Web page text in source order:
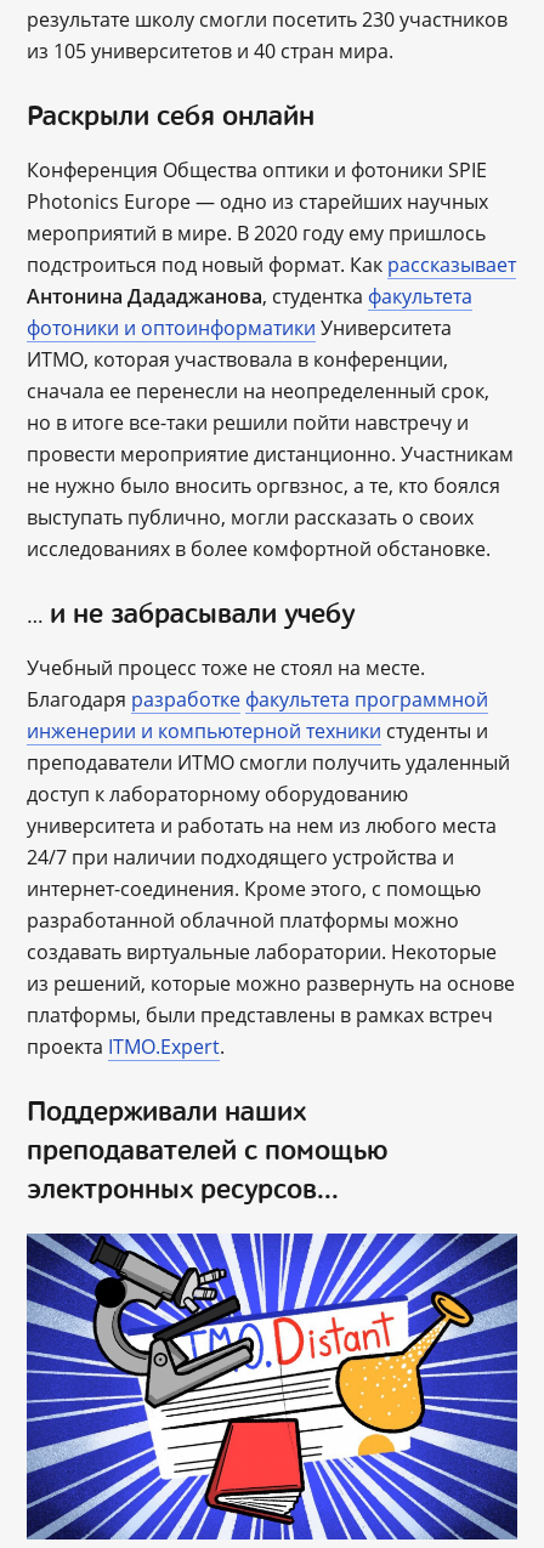
результате школу смогли посетить 230 участников
из 105 университетов и 40 стран мира.
Раскрыли себя онлайн
Конференция Общества оптики и фотоники SPIE
Photonics Europe — одно из старейших научных
мероприятий в мире. В 2020 году ему пришлось
подстроиться под новый формат. Как рассказывает
Антонина Дададжанова, студентка факультета
фотоники и оптоинформатики Университета
ИТМО, которая участвовала в конференции,
сначала ее перенесли на неопределенный срок,
но в итоге все-таки решили пойти навстречу и
провести мероприятие дистанционно. Участникам
не нужно было вносить оргвзнос, а те, кто боялся
выступать публично, могли рассказать о своих
исследованиях в более комфортной обстановке.
… и не забрасывали учебу
Учебный процесс тоже не стоял на месте.
Благодаря разработке факультета программной
инженерии и компьютерной техники студенты и
преподаватели ИТМО смогли получить удаленный
доступ к лабораторному оборудованию
университета и работать на нем из любого места
24/7 при наличии подходящего устройства и
интернет-соединения. Кроме этого, с помощью
разработанной облачной платформы можно
создавать виртуальные лаборатории. Некоторые
из решений, которые можно развернуть на основе
платформы, были представлены в рамках встреч
проекта ITMO.Expert.
Поддерживали наших
преподавателей с помощью
электронных ресурсов...